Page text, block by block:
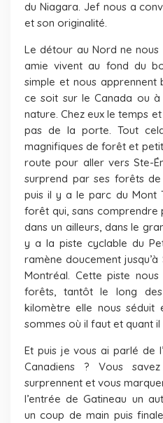
du Niagara. Jef nous a
et son originalité.
Le détour au Nord ne
amie vivent au fond du
simple et nous apprennent
ce soit sur le Canada ou
nature. Chez eux le temps
pas de la porte. Tout
magnifiques de forêt et
route pour aller vers Ste-
surprend par ses forêts
puis il y a le parc du Mont
forêt qui, sans comprendre
dans un ailleurs, dans le
y a la piste cyclable du
ramène doucement
Montréal. Cette piste
forêts, tantôt le long
kilomètre elle nous séduit
sommes où il faut et quant il
Et puis je vous ai parlé de
Canadiens ? Vous
surprennent et vous
l’entrée de Gatineau un
un coup de main puis